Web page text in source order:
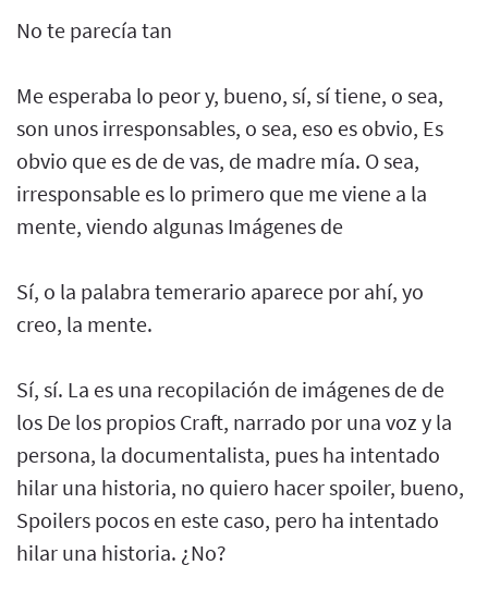
No te parecía tan
Me esperaba lo peor y, bueno, sí, sí tiene, o sea,
son unos irresponsables, o sea, eso es obvio, Es
obvio que es de de vas, de madre mía. O sea,
irresponsable es lo primero que me viene a la
mente, viendo algunas Imágenes de
Sí, o la palabra temerario aparece por ahí, yo
creo, la mente.
Sí, sí. La es una recopilación de imágenes de de
los De los propios Craft, narrado por una voz y la
persona, la documentalista, pues ha intentado
hilar una historia, no quiero hacer spoiler, bueno,
Spoilers pocos en este caso, pero ha intentado
hilar una historia. ¿No?